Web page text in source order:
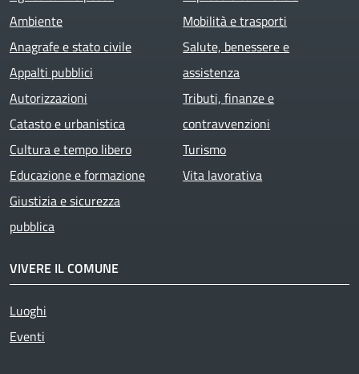
Ambiente
Anagrafe e stato civile
Appalti pubblici
Autorizzazioni
Catasto e urbanistica
Cultura e tempo libero
Educazione e formazione
Giustizia e sicurezza
pubblica
Mobilità e trasporti
Salute, benessere e
assistenza
Tributi, finanze e
contravvenzioni
Turismo
Vita lavorativa
VIVERE IL COMUNE
Luoghi
Eventi